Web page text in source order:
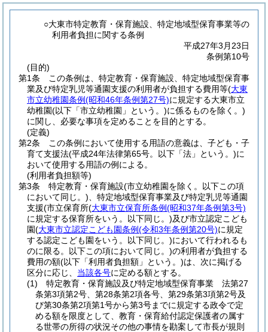
○大東市特定教育・保育施設、特定地域型保育事業等の
利用者負担に関する条例
平成27年3月23日
条例第10号
(目的)
第1条
この条例は、特定教育・保育施設、特定地域型保育事
業及び特定乳児等通園支援の利用者が負担する費用等(大東
市立幼稚園条例(昭和46年条例第27号)に規定する大東市立
幼稚園(以下「市立幼稚園」という。)に係るものを除く。)
に関し、必要な事項を定めることを目的とする。
(定義)
第2条
この条例において使用する用語の意義は、子ども・子
育て支援法(平成24年法律第65号。以下「法」という。)に
おいて使用する用語の例による。
(利用者負担額等)
第3条
特定教育・保育施設(市立幼稚園を除く。以下この項
において同じ。) 、特定地域型保育事業及び特定乳児等通園
支援(市立保育所(大東市立保育所条例(昭和37年条例第3号)
に規定する保育所をいう。以下同じ。)及び市立認定こども
園(大東市立認定こども園条例(令和3年条例第20号)に規定
する認定こども園をいう。以下同じ。)において行われるも
のに限る。以下この項において同じ。)の利用者が負担する
費用の額(以下「利用者負担額」という。)は、次に掲げる
区分に応じ、 当該各号に定める額とする。
(1)
特定教育・保育施設及び特定地域型保育事業 法第27
条第3項第2号、第28条第2項各号、第29条第3項第2号及
び第30条第2項第1号から第3号までに規定する政令で定
める額を限度として、教育・保育給付認定保護者の属す
る世帯の所得の状況その他の事情を勘案して市長が規則